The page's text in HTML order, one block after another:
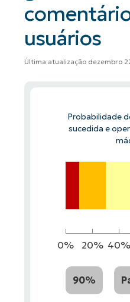
usuários
Última atualização dezembro
Probabilidade
sucedida e
0% 20% 40%
90%